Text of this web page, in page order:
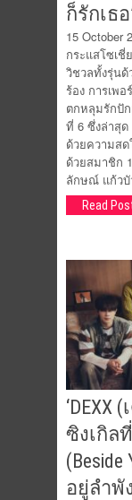
ก็รักเธอ
15 October
กระแสโซเชี่
วิชวลทั้งรุ่น
ร้อง การเพ
ตกหลุมรักปั
ที่ 6 ซึ่งล่าสุด
ด้วยความสด
ด้วยสมาชิก
ลักษณ์ แก้ว
Read
‘DEXX
ซิงเกิล
อยู่ลำพั